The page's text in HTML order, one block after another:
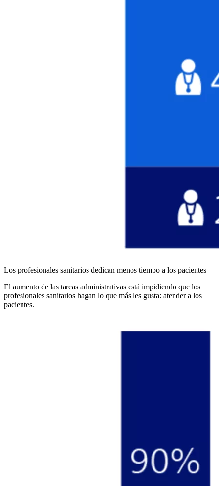
Los profesionales sanitarios dedican menos tiempo a los pacientes
El aumento de las tareas administrativas está impidiendo que los
profesionales sanitarios hagan lo que más les gusta: atender a los
pacientes.